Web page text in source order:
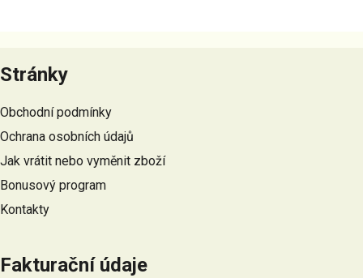
á
p
a
í
Stránky
Obchodní podmínky
Ochrana osobních údajů
Jak vrátit nebo vyměnit zboží
Bonusový program
Kontakty
Fakturační údaje